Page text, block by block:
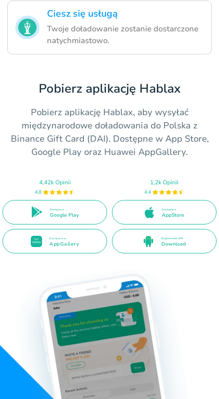
Ciesz się usługą
Twoje doładowanie zostanie dostarczone
natychmiastowo.
Pobierz aplikację Hablax
Pobierz aplikację Hablax, aby wysyłać
międzynarodowe doładowania do Polska z
Binance Gift Card (DAI). Dostępne w App Store,
Google Play oraz Huawei AppGallery.
4,42k Opinii
4,8
Dostępne w
Google Play
1,2k Opinii
4,4
Dostępne w
AppStore
Dostępne w
AppGallery
Bezpośrednie APK
Download